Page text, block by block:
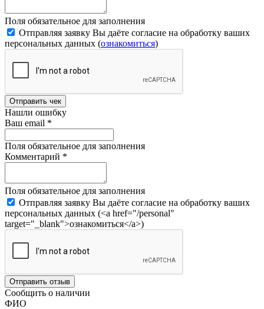
Поля обязательное для заполнения
Отправляя заявку Вы даёте согласие на обработку ваших
персональных данных (ознакомиться)
Отправить чек
Нашли ошибку
Ваш email *
Поля обязательное для заполнения
Комментарий *
Поля обязательное для заполнения
Отправляя заявку Вы даёте согласие на обработку ваших
персональных данных (<a href="/personal"
target="_blank">ознакомиться</a>)
Отправить отзыв
Сообщить о наличии
ФИО